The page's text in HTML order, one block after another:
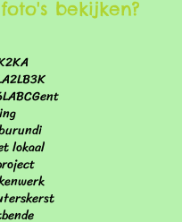
bekijken?
2KA
2LB3K
BCGent
lokaal
kerst